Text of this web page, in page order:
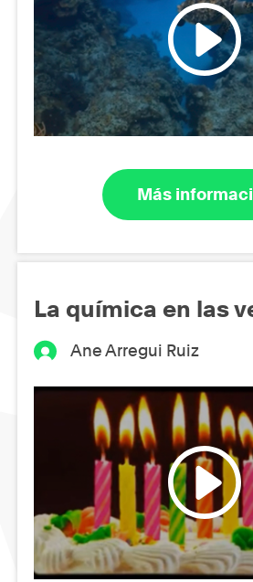
Más
La química en las
Ane Arregui Ruiz